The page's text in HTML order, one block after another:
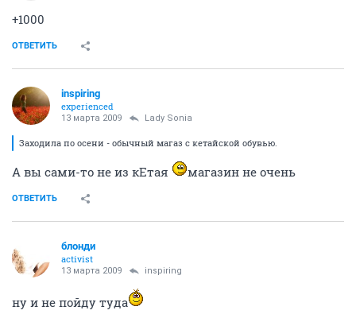
+1000
ОТВЕТИТЬ
inspiring
experienced
13 марта 2009 Lady Sonia
Заходила по осени - обычный магаз с кетайской обувью.
А вы сами-то не из кЕтая магазин не очень
ОТВЕТИТЬ
блонди
activist
13 марта 2009 inspiring
ну и не пойду туда